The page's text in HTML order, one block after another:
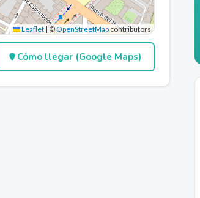
Leaflet | ©OpenStreetMap contributors
Cómo llegar (Google Maps)